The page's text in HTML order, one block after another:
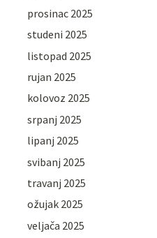
prosinac 2025
studeni 2025
listopad 2025
rujan 2025
kolovoz 2025
srpanj 2025
lipanj 2025
svibanj 2025
travanj 2025
ožujak 2025
veljača 2025